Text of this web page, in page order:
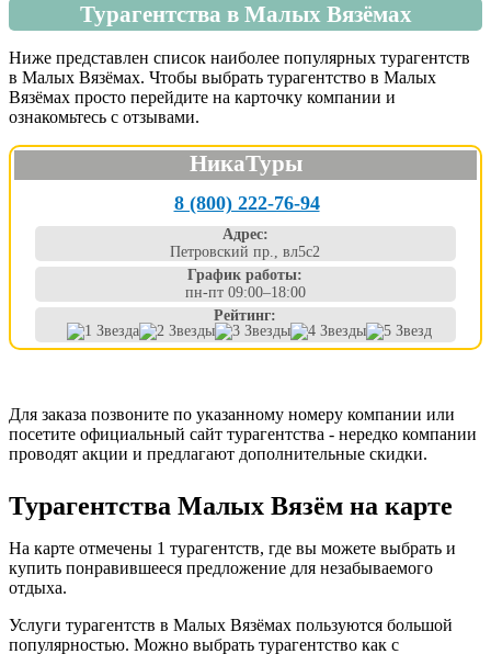
Турагентства в Малых Вязёмах
Ниже представлен список наиболее популярных турагентств
в Малых Вязёмах. Чтобы выбрать турагентство в Малых
Вязёмах просто перейдите на карточку компании и
ознакомьтесь с отзывами.
НикаТуры
8 (800) 222-76-94
Адрес:
Петровский пр., вл5с2
График работы:
пн-пт 09:00–18:00
Рейтинг:
Для заказа позвоните по указанному номеру компании или
посетите официальный сайт турагентства - нередко компании
проводят акции и предлагают дополнительные скидки.
Турагентства Малых Вязём на карте
На карте отмечены 1 турагентств, где вы можете выбрать и
купить понравившееся предложение для незабываемого
отдыха.
Услуги турагентств в Малых Вязёмах пользуются большой
популярностью. Можно выбрать турагентство как с